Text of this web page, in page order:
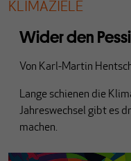
KLIMAZIELE
Wider den
Von Karl-Martin
Lange schienen die
Jahreswechsel gibt es
machen.